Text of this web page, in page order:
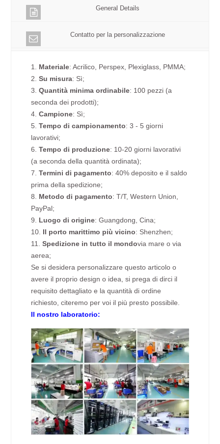
General Details
Contatto per la personalizzazione
1. Materiale: Acrilico, Perspex, Plexiglass, PMMA;
2.Su misura: Sì;
3.Quantità minima ordinabile: 100 pezzi (a
seconda dei prodotti);
4.Campione: Sì;
5. Tempo di campionamento: 3 - 5 giorni
lavorativi;
6.Tempo di produzione: 10-20 giorni lavorativi
(a seconda della quantità ordinata);
7.Termini di pagamento: 40% deposito e il saldo
prima della spedizione;
8. Metodo di pagamento: T/T, Western Union,
PayPal;
9. Luogo di origine: Guangdong, Cina;
10. Il porto marittimo più vicino: Shenzhen;
11.Spedizione in tutto il mondovia mare o via
aerea;
Se si desidera personalizzare questo articolo o
avere il proprio design o idea, si prega di dirci il
requisito dettagliato e la quantità di ordine
richiesto, citeremo per voi il più presto possibile.
Il nostro laboratorio: